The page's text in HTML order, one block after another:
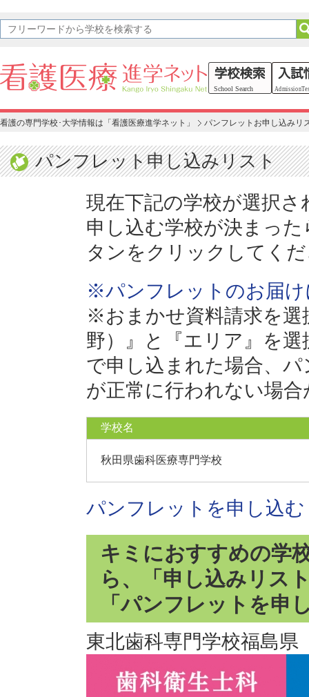
看護の専門学校･大学情報は「看護医療進学ネット」 パンフレットお申し込みリ
パンフレット申し込みリスト
現在下記の学校が選択さ
申し込む学校が決まっ
タンをクリックしてく
※パンフレットのお届け
※おまかせ資料請求を選
野）』と『エリア』を
で申し込まれた場合、
が正常に行われない場
学校名
秋田県歯科医療専門学校
パンフレットを申し込む
キミにおすすめの学
ら、「申し込みリス
「パンフレットを申
東北歯科専門学校福島県